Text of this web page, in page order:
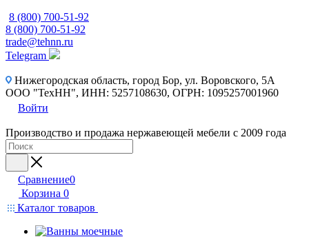
8 (800) 700-51-92
8 (800) 700-51-92
trade@tehnn.ru
Telegram
Нижегородская область, город Бор, ул. Воровского, 5А
ООО "ТехНН", ИНН: 5257108630, ОГРН: 1095257001960
Войти
Производство и продажа нержавеющей мебели с 2009 года
Сравнение0
Корзина 0
Каталог товаров